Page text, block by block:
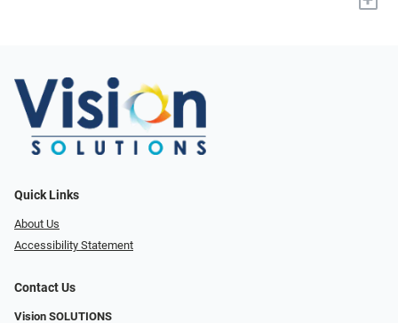
Quick Links
About Us
Accessibility Statement
Contact Us
Vision SOLUTIONS